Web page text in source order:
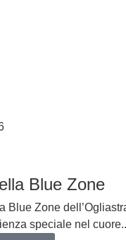
Blue Zone
Blue Zone
speciale nel